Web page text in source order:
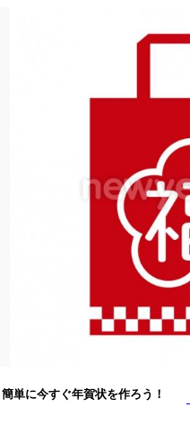
簡単に今すぐ年賀状を作ろう！